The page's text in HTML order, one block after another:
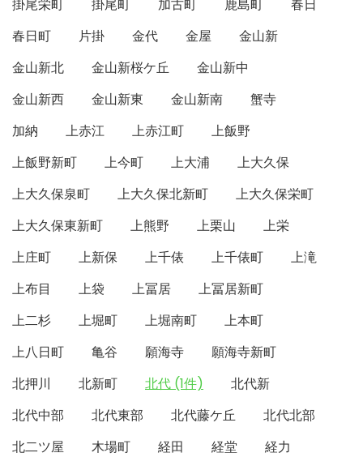
掛尾栄町 掛尾町 加古町 鹿島町
春日
春日町
片掛 金代 金屋
金山新
金山新北
金山新桜ケ丘
金山新中
金山新西
金山新東 金山新南
蟹寺
加納
上赤江 上赤江町
上飯野
上飯野新町
上今町 上大浦
上大久保
上大久保泉町
上大久保北新町
上大久保栄町
上大久保東新町
上熊野 上栗山
上栄
上庄町
上新保 上千俵 上千俵町
上滝
上布目
上袋 上冨居
上冨居新町
上二杉
上堀町 上堀南町
上本町
上八日町
亀谷 願海寺
願海寺新町
北押川
北新町 北代 (1件)
北代新
北代中部
北代東部 北代藤ケ丘
北代北部
北二ツ屋
木場町 経田 経堂
経力